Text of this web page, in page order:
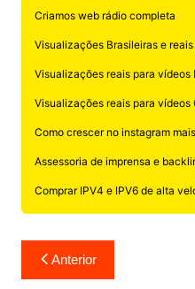
Criamos web rádio completa
Visualizações Brasileiras e
Visualizações reais para vídeos
Visualizações reais para vídeos
Como crescer no instagram
Assessoria de imprensa e
Comprar IPV4 e IPV6 de alta
Navegação
de
Anterior